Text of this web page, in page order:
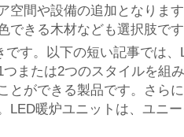
間や設備の追加となりま
きる木材なども選択肢です
す。以下の短い記事では
または2つのスタイルを組
ができる製品です。さら
暖炉ユニットは、ユニ